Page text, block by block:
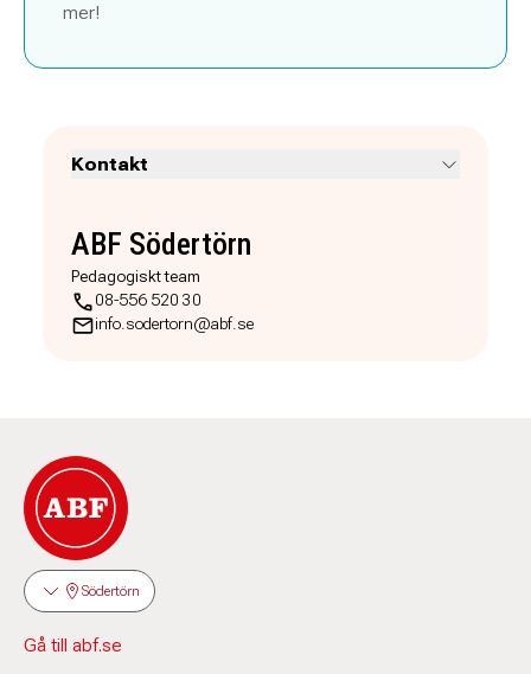
mer!
Kontakt
ABF Södertörn
Pedagogiskt team
08-556 520 30
info.sodertorn@abf.se
Södertörn
Gå till abf.se